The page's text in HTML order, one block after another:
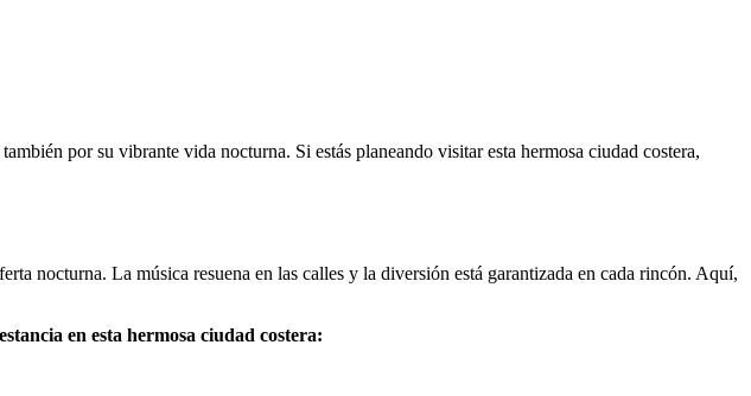
por su vibrante vida nocturna. Si estás planeando visitar esta hermosa ciudad costera,
nocturna. La música resuena en las calles y la diversión está garantizada en cada rincón. Aquí,
en esta hermosa ciudad costera: